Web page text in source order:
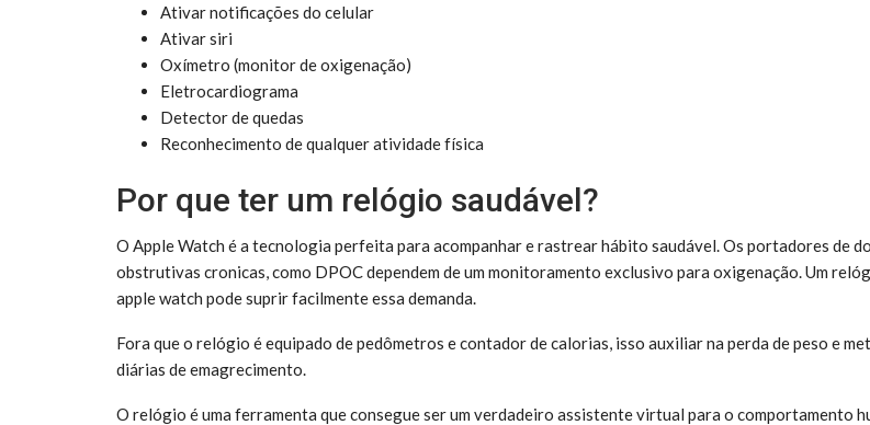
Ativar notificações do celular
Ativar siri
Oxímetro (monitor de oxigenação)
Eletrocardiograma
Detector de quedas
Reconhecimento de qualquer atividade física
Por que ter um relógio saudável?
O Apple Watch é a tecnologia perfeita para acompanhar e rastrear hábito saudável. Os portadores de
obstrutivas cronicas, como DPOC dependem de um monitoramento exclusivo para oxigenação. Um
apple watch pode suprir facilmente essa demanda.
Fora que o relógio é equipado de pedômetros e contador de calorias, isso auxiliar na perda de peso e
diárias de emagrecimento.
O relógio é uma ferramenta que consegue ser um verdadeiro assistente virtual para o comportamento